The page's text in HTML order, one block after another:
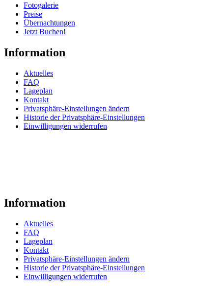
Fotogalerie
Preise
Übernachtungen
Jetzt Buchen!
Information
Aktuelles
FAQ
Lageplan
Kontakt
Privatsphäre-Einstellungen ändern
Historie der Privatsphäre-Einstellungen
Einwilligungen widerrufen
Information
Aktuelles
FAQ
Lageplan
Kontakt
Privatsphäre-Einstellungen ändern
Historie der Privatsphäre-Einstellungen
Einwilligungen widerrufen